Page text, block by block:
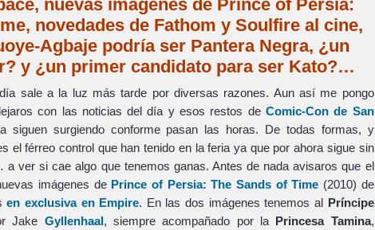
nuevas imágenes de Prince of Persia:
novedades de Fathom y Soulfire al cine,
Agbaje podría ser Pantera Negra, ¿un
y ¿un primer candidato para ser Kato?…
sale a la luz más tarde por diversas razones. Aun así me pongo
con las noticias del día y esos restos de Comic-Con de San
siguen surgiendo conforme pasan las horas. De todas formas, y
el férreo control que han tenido en la feria ya que por ahora sigue sin
a ver si cae algo que tenemos ganas. Antes de nada avisaros que el
imágenes de Prince of Persia: The Sands of Time (2010) de
en exclusiva en Empire. En las dos imágenes tenemos al Príncipe
Jake Gyllenhaal, siempre acompañado por la Princesa Tamina,